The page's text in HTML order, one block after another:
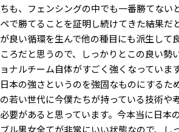
ちも、フェンシングの中でも一番勝てない
ペで勝てることを証明し続けてきた結果だ
が良い循環を生んで他の種目にも派生して
ころだと思うので、しっかりとこの良い勢
ョナルチーム自体がすごく強くなっていま
日本の強さというのを強固なものにするた
の若い世代に今僕たちが持っている技術や
必要があると思っています。今本当に日本
ブル男女全てが非常にいい状態なので、し